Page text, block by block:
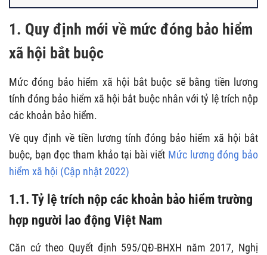
1. Quy định mới về mức đóng bảo hiểm
xã hội bắt buộc
Mức đóng bảo hiểm xã hội bắt buộc sẽ bằng tiền lương
tính đóng bảo hiểm xã hội bắt buộc nhân với tỷ lệ trích nộp
các khoản bảo hiểm.
Về quy định về tiền lương tính đóng bảo hiểm xã hội bắt
buộc, bạn đọc tham khảo tại bài viết Mức lương đóng bảo
hiểm xã hội (Cập nhật 2022)
1.1. Tỷ lệ trích nộp các khoản bảo hiểm trường
hợp người lao động Việt Nam
Căn cứ theo Quyết định 595/QĐ-BHXH năm 2017, Nghị